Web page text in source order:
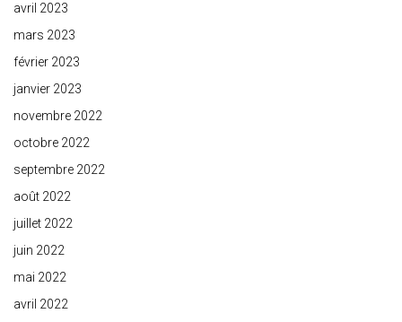
avril 2023
mars 2023
février 2023
janvier 2023
novembre 2022
octobre 2022
septembre 2022
août 2022
juillet 2022
juin 2022
mai 2022
avril 2022